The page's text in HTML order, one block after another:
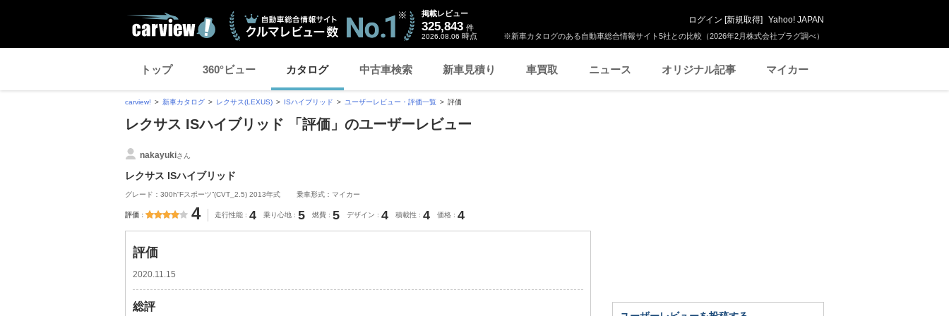
※新車カタログのある自動車総合情報サイト5社との比較（2026年2月株式会社プラグ調べ）
掲載レビュー
325,843 件
2026.08.06 時点
ログイン [新規取得] Yahoo! JAPAN
トップ 360°ビュー カタログ 中古車検索 新車見積り 車買取 ニュース オリジナル記事 マイカー
carview! 新車カタログ レクサス(LEXUS) ISハイブリッド ユーザーレビュー・評価一覧 評価
レクサス ISハイブリッド 「評価」のユーザーレビュー
nakayukiさん
レクサス ISハイブリッド
グレード：300h“Fスポーツ”(CVT_2.5) 2013年式 乗車形式：マイカー
評価 4 走行性能 4 乗り心地 5 燃費 5 デザイン 4 積載性 4 価格 4
評価
2020.11.15
総評